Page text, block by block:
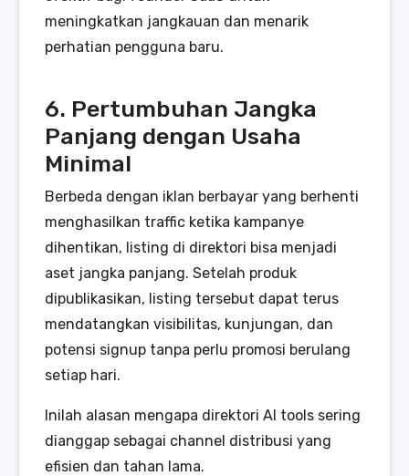
meningkatkan jangkauan dan menarik
perhatian pengguna baru.
6. Pertumbuhan Jangka
Panjang dengan Usaha
Minimal
Berbeda dengan iklan berbayar yang berhenti
menghasilkan traffic ketika kampanye
dihentikan, listing di direktori bisa menjadi
aset jangka panjang. Setelah produk
dipublikasikan, listing tersebut dapat terus
mendatangkan visibilitas, kunjungan, dan
potensi signup tanpa perlu promosi berulang
setiap hari.
Inilah alasan mengapa direktori AI tools sering
dianggap sebagai channel distribusi yang
efisien dan tahan lama.